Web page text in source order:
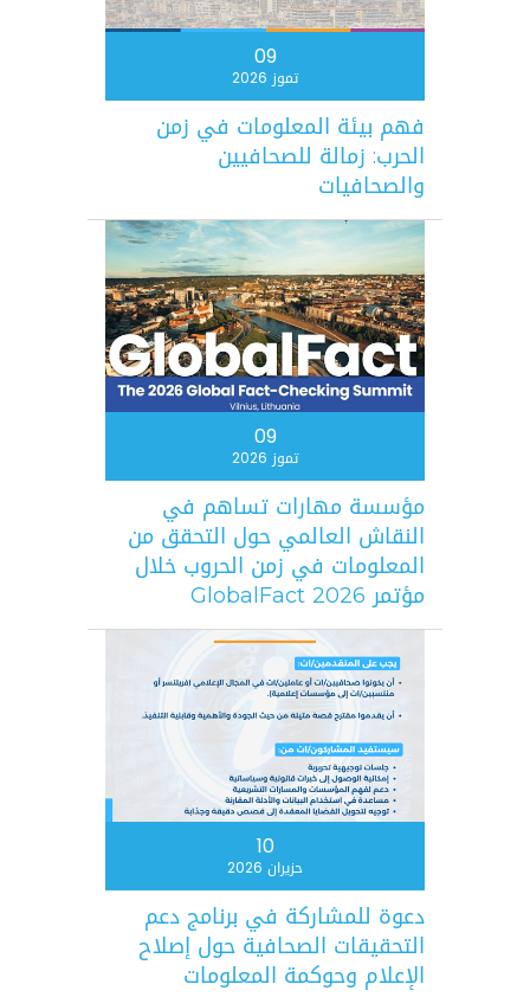
09
تموز 2026
فهم بيئة المعلومات في زمن
الحرب: زمالة للصحافيين
والصحافيات
09
تموز 2026
مؤسسة مهارات تساهم في
النقاش العالمي حول التحقق من
المعلومات في زمن الحروب خلال
مؤتمر GlobalFact 2026
10
حزيران 2026
دعوة للمشاركة في برنامج دعم
التحقيقات الصحافية حول إصلاح
الإعلام وحوكمة المعلومات